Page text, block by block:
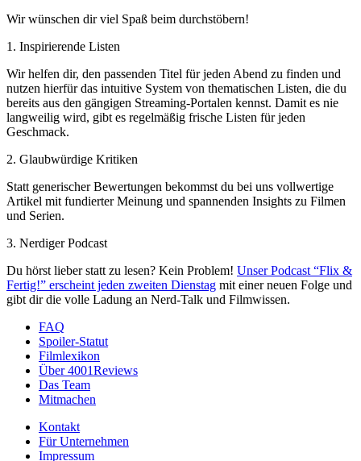
Wir wünschen dir viel Spaß beim durchstöbern!
1. Inspirierende Listen
Wir helfen dir, den passenden Titel für jeden Abend zu finden und
nutzen hierfür das intuitive System von thematischen Listen, die du
bereits aus den gängigen Streaming-Portalen kennst. Damit es nie
langweilig wird, gibt es regelmäßig frische Listen für jeden
Geschmack.
2. Glaubwürdige Kritiken
Statt generischer Bewertungen bekommst du bei uns vollwertige
Artikel mit fundierter Meinung und spannenden Insights zu Filmen
und Serien.
3. Nerdiger Podcast
Du hörst lieber statt zu lesen? Kein Problem! Unser Podcast “Flix &
Fertig!” erscheint jeden zweiten Dienstag mit einer neuen Folge und
gibt dir die volle Ladung an Nerd-Talk und Filmwissen.
FAQ
Spoiler-Statut
Filmlexikon
Über 4001Reviews
Das Team
Mitmachen
Kontakt
Für Unternehmen
Impressum